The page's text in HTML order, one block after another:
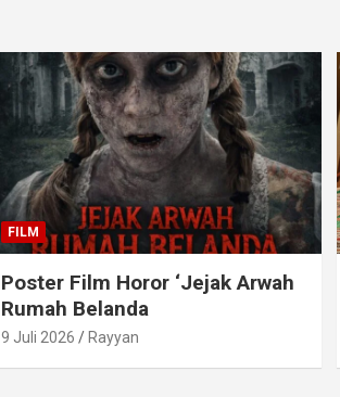
FILM
Poster Film Horor ‘Jejak Arwah
Rumah Belanda
9 Juli 2026 Rayyan